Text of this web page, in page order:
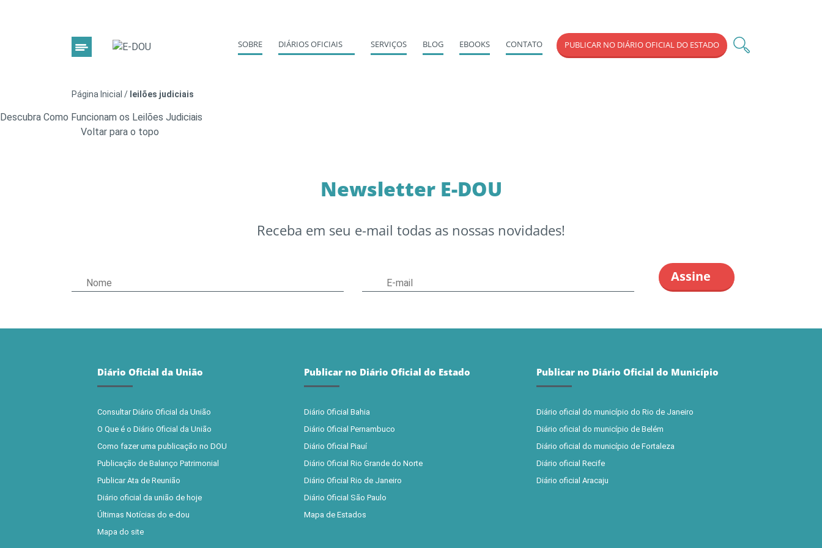
SOBRE DIÁRIOS OFICIAIS SERVIÇOS BLOG EBOOKS CONTATO PUBLICAR NO DIÁRIO OFICIAL DO ESTADO
Página Inicial / leilões judiciais
Descubra Como Funcionam os Leilões Judiciais
Voltar para o topo
Newsletter E-DOU
Receba em seu e-mail todas as nossas novidades!
Diário Oficial da União
Consultar Diário Oficial da União
O Que é o Diário Oficial da União
Como fazer uma publicação no DOU
Publicação de Balanço Patrimonial
Publicar Ata de Reunião
Diário oficial da união de hoje
Últimas Notícias do e-dou
Mapa do site
Publicar no Diário Oficial do Estado
Diário Oficial Bahia
Diário Oficial Pernambuco
Diário Oficial Piauí
Diário Oficial Rio Grande do Norte
Diário Oficial Rio de Janeiro
Diário Oficial São Paulo
Mapa de Estados
Publicar no Diário Oficial do Município
Diário oficial do município do Rio de Janeiro
Diário oficial do município de Belém
Diário oficial do município de Fortaleza
Diário oficial Recife
Diário oficial Aracaju